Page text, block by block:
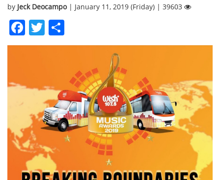
by Jeck Deocampo | January 11, 2019 (Friday) | 39603
Facebook
Twitter